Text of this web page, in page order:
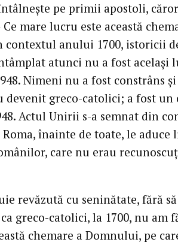
pe primii apostoli,
mare lucru este această
anului 1700, istoricii
atunci nu a fost același
Nimeni nu a fost constrâns
devenit greco-catolici; a fost
Actul Unirii s-a semnat din
înainte de toate, le aduce
care nu erau
revăzută cu seninătate, fără
greco-catolici, la 1700, nu am
chemare a Domnului, pe